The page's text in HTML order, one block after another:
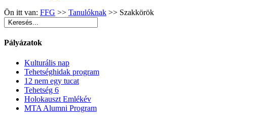
Ön itt van: FFG >> Tanulóknak >> Szakkörök
Pályázatok
Kulturális nap
Tehetséghidak program
12 nem egy tucat
Tehetség 6
Holokauszt Emlékév
MTA Alumni Program